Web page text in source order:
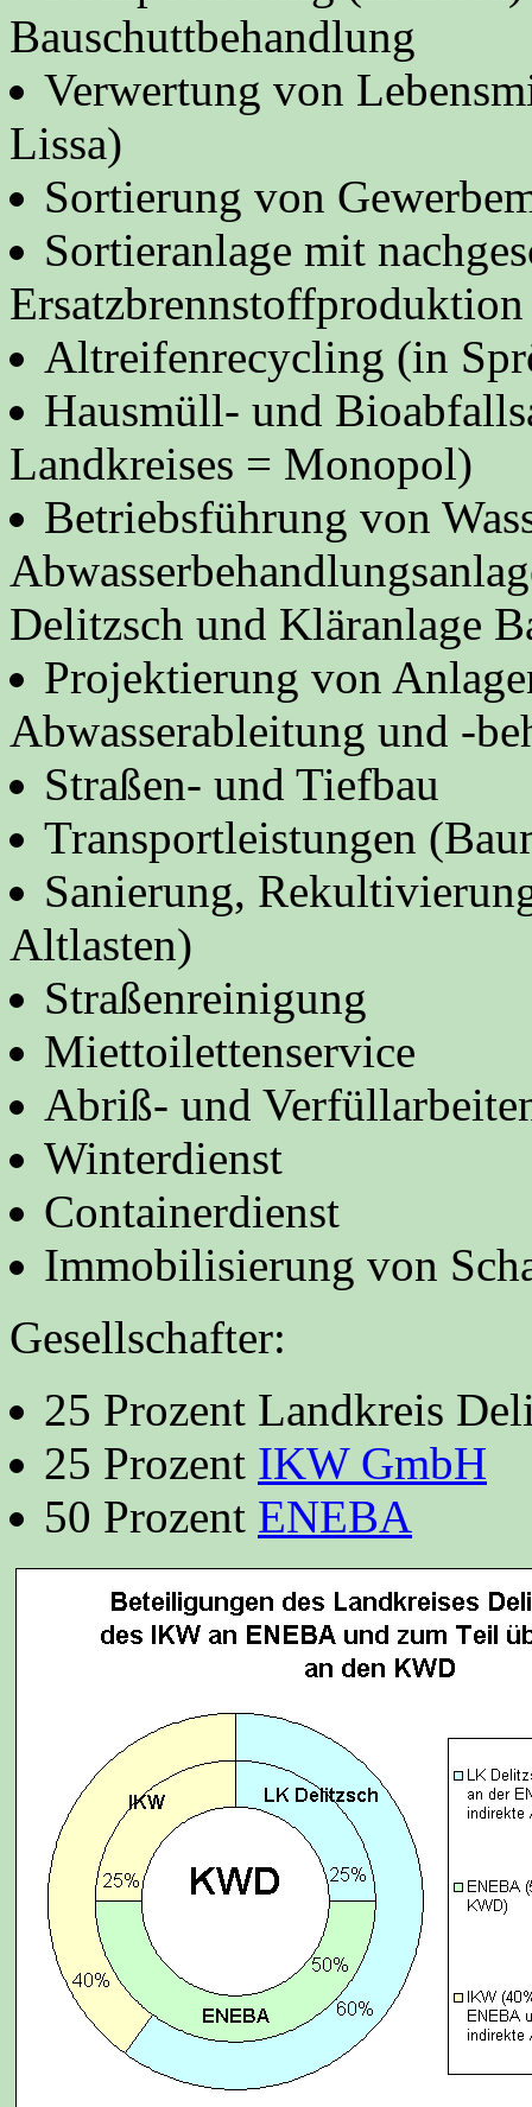
Bauschuttbehandlung
Verwertung von
Lissa)
Sortierung von
Sortieranlage mit
Altreifenrecycling (in
Hausmüll- und
Landkreises = Monopol)
Betriebsführung von
Delitzsch und Kläranlage
Projektierung von
Abwasserableitung und -
Straßen- und Tiefbau
Transportleistungen
Sanierung,
Altlasten)
Straßenreinigung
Miettoilettenservice
Abriß- und
Winterdienst
Containerdienst
Immobilisierung von
Gesellschafter:
25 Prozent Landkreis
25 Prozent IKW GmbH
50 Prozent ENEBA